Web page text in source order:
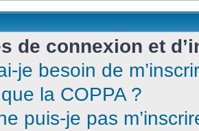
de connexion et
je besoin de
la COPPA ?
puis-je pas